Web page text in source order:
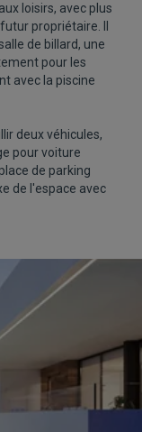
loisirs, avec plus
propriétaire. Il
de billard, une
pour les
avec la piscine
deux véhicules,
pour voiture
de parking
de l'espace avec